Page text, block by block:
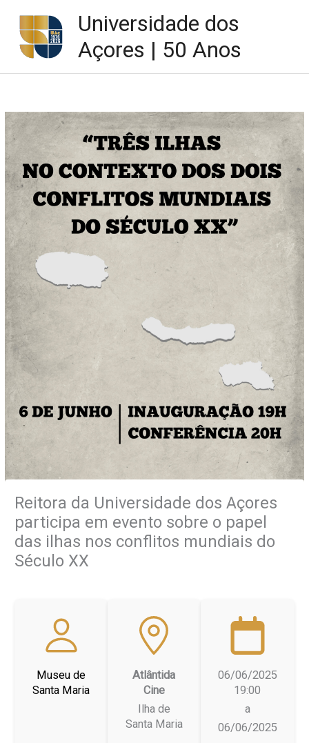
content
Universidade dos
Açores | 50 Anos
Reitora da Universidade dos Açores
participa em evento sobre o papel
das ilhas nos conflitos mundiais do
Século XX
Museu de
Santa Maria
Atlântida
Cine
Ilha de
Santa Maria
06/06/2025
19:00
a
06/06/2025